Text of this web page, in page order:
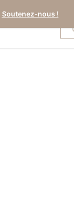
Soutenez-nous !